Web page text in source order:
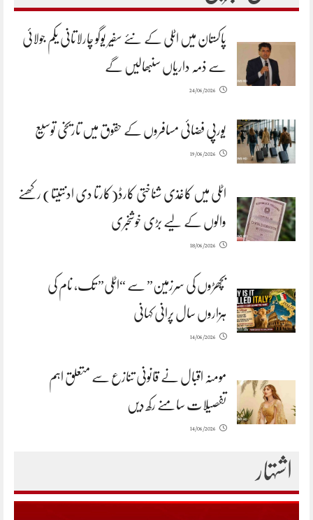
پاکستان میں اٹلی کے نئے سفیر یوگو چارلاتانی یکم جولائی
سے ذمہ داریاں سنبھالیں گے
24/06/2026
یورپی فضائی مسافروں کے حقوق میں تاریخی توسیع
19/06/2026
اٹلی میں کاغذی شناختی کارڈ(کارتا دی ادنتیتا) رکھنے
والوں کے لیے بڑی خوشخبری
18/06/2026
بچھڑوں کی سرزمین” سے “اٹلی” تک، نام کی
ہزاروں سال پرانی کہانی
14/06/2026
مومنہ اقبال نے قانونی تنازع سے متعلق اہم
تفصیلات سامنے رکھ دیں
14/06/2026
اشتہار